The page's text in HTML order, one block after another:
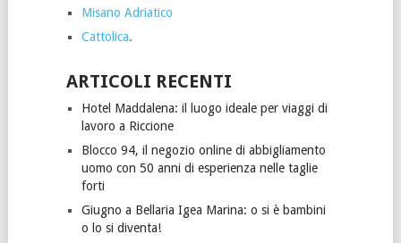
Misano Adriatico
Cattolica.
ARTICOLI RECENTI
Hotel Maddalena: il luogo ideale per viaggi di
lavoro a Riccione
Blocco 94, il negozio online di abbigliamento
uomo con 50 anni di esperienza nelle taglie
forti
Giugno a Bellaria Igea Marina: o si è bambini
o lo si diventa!